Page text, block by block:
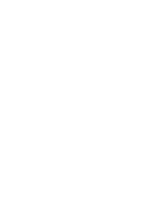
equipo y de
colaboran con
subió a una
amigos
campeonatos a
dar el salto al
Andalucía
En 2018